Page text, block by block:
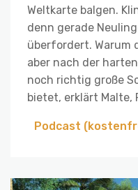
Weltkarte balgen.
denn gerade
überfordert. Warum
aber nach der
noch richtig große
bietet, erklärt Malte,
Podcast